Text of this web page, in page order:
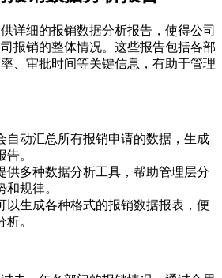
详细的报销数据分析报告，使得公司
报销的整体情况。这些报告包括各部
、审批时间等关键信息，有助于管理
自动汇总所有报销申请的数据，生成
。
供多种数据分析工具，帮助管理层分
规律。
以生成各种格式的报销数据报表，便
。